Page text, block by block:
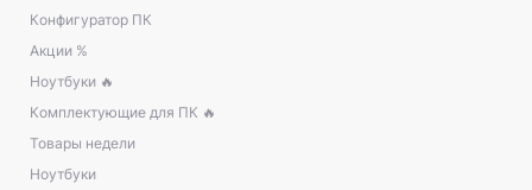
Конфигуратор ПК
Акции %
Ноутбуки 🔥
Комплектующие для ПК 🔥
Товары недели
Ноутбуки